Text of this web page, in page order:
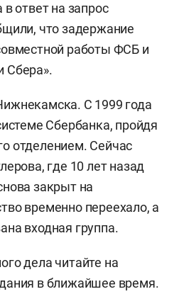
ответ на запрос
что задержание
работы ФСБ и
Сбера».
С 1999 года
Сбербанка, пройдя
отделением. Сейчас
где 10 лет назад
закрыт на
временно переехало, а
входная группа.
дела читайте на
в ближайшее время.